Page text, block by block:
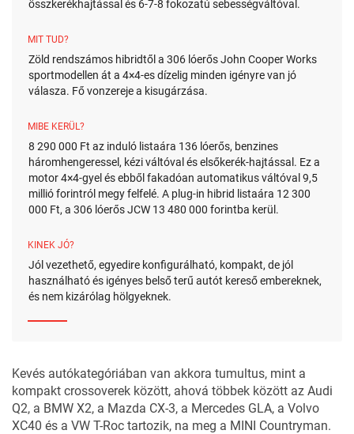
összkerékhajtással és 6-7-8 fokozatú sebességváltóval.
MIT TUD?
Zöld rendszámos hibridtől a 306 lóerős John Cooper Works
sportmodellen át a 4×4-es dízelig minden igényre van jó
válasza. Fő vonzereje a kisugárzása.
MIBE KERÜL?
8 290 000 Ft az induló listaára 136 lóerős, benzines
háromhengeressel, kézi váltóval és elsőkerék-hajtással. Ez a
motor 4×4-gyel és ebből fakadóan automatikus váltóval 9,5
millió forintról megy felfelé. A plug-in hibrid listaára 12 300
000 Ft, a 306 lóerős JCW 13 480 000 forintba kerül.
KINEK JÓ?
Jól vezethető, egyedire konfigurálható, kompakt, de jól
használható és igényes belső terű autót kereső embereknek,
és nem kizárólag hölgyeknek.
Kevés autókategóriában van akkora tumultus, mint a
kompakt crossoverek között, ahová többek között az Audi
Q2, a BMW X2, a Mazda CX-3, a Mercedes GLA, a Volvo
XC40 és a VW T-Roc tartozik, na meg a MINI Countryman.